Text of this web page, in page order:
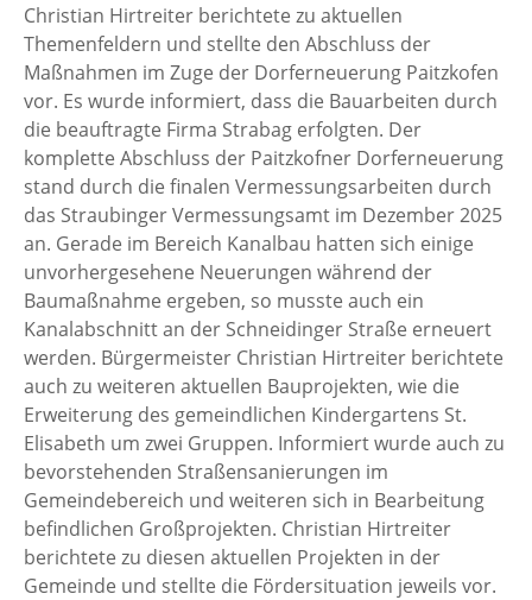
Christian Hirtreiter berichtete zu aktuellen
Themenfeldern und stellte den Abschluss der
Maßnahmen im Zuge der Dorferneuerung Paitzkofen
vor. Es wurde informiert, dass die Bauarbeiten durch
die beauftragte Firma Strabag erfolgten. Der
komplette Abschluss der Paitzkofner Dorferneuerung
stand durch die finalen Vermessungsarbeiten durch
das Straubinger Vermessungsamt im Dezember 2025
an. Gerade im Bereich Kanalbau hatten sich einige
unvorhergesehene Neuerungen während der
Baumaßnahme ergeben, so musste auch ein
Kanalabschnitt an der Schneidinger Straße erneuert
werden. Bürgermeister Christian Hirtreiter berichtete
auch zu weiteren aktuellen Bauprojekten, wie die
Erweiterung des gemeindlichen Kindergartens St.
Elisabeth um zwei Gruppen. Informiert wurde auch zu
bevorstehenden Straßensanierungen im
Gemeindebereich und weiteren sich in Bearbeitung
befindlichen Großprojekten. Christian Hirtreiter
berichtete zu diesen aktuellen Projekten in der
Gemeinde und stellte die Fördersituation jeweils vor.